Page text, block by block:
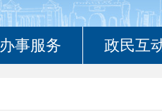
办事服务 政民互